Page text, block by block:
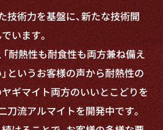
技術力を基盤に、新たな技術開
います。
「耐熱性も耐食性も両方兼ね備え
というお客様の声から耐熱性の
ギマイト両方のいいとこどりを
刀流アルマイトを開発中です。